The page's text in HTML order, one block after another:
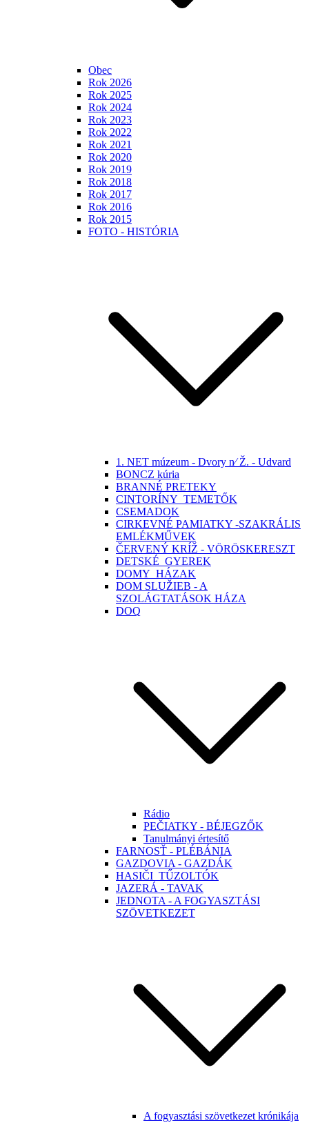
Obec
Rok 2026
Rok 2025
Rok 2024
Rok 2023
Rok 2022
Rok 2021
Rok 2020
Rok 2019
Rok 2018
Rok 2017
Rok 2016
Rok 2015
FOTO - HISTÓRIA
1. NET múzeum - Dvory n⁄ Ž. - Udvard
BONCZ kúria
BRANNÉ PRETEKY
CINTORÍNY_TEMETŐK
CSEMADOK
CIRKEVNÉ PAMIATKY -SZAKRÁLIS
EMLÉKMŰVEK
ČERVENÝ KRÍŽ - VÖRÖSKERESZT
DETSKÉ_GYEREK
DOMY_HÁZAK
DOM SLUŽIEB - A
SZOLÁGTATÁSOK HÁZA
DOQ
Rádio
PEČIATKY - BÉJEGZŐK
Tanulmányi értesítő
FARNOSŤ - PLÉBÁNIA
GAZDOVIA - GAZDÁK
HASIČI_TŰZOLTÓK
JAZERÁ - TAVAK
JEDNOTA - A FOGYASZTÁSI
SZÖVETKEZET
A fogyasztási szövetkezet krónikája